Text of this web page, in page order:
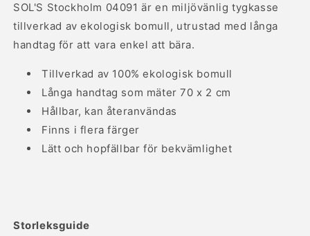
SOL'S Stockholm 04091 är en miljövänlig tygkasse
tillverkad av ekologisk bomull, utrustad med långa
handtag för att vara enkel att bära.
Tillverkad av 100% ekologisk bomull
Långa handtag som mäter 70 x 2 cm
Hållbar, kan återanvändas
Finns i flera färger
Lätt och hopfällbar för bekvämlighet
Storleksguide